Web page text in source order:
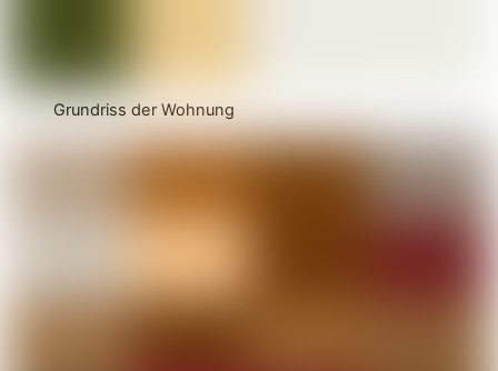
Grundriss der Wohnung